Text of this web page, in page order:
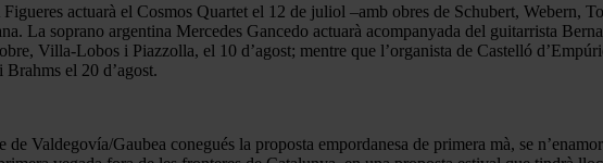
actuarà el Cosmos Quartet el 12 de juliol –amb obres de Schubert, Webern,
La soprano argentina Mercedes Gancedo actuarà acompanyada del guitarrista
Villa-Lobos i Piazzolla, el 10 d’agost; mentre que l’organista de Castelló
el 20 d’agost.
Valdegovía/Gaubea conegués la proposta empordanesa de primera mà, se